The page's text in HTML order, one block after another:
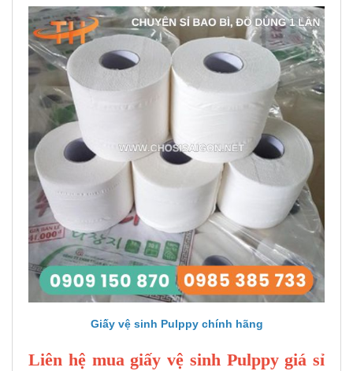
Giấy vệ sinh Pulppy chính hãng
Liên hệ mua giấy vệ sinh Pulppy giá sỉ